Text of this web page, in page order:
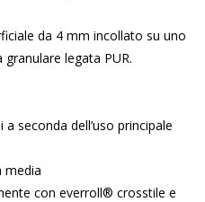
da 4 mm incollato su uno
legata PUR.
seconda dell’uso principale
media
con everroll® crosstile e